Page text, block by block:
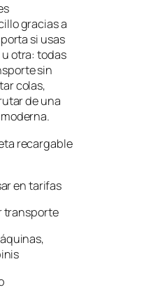
gracias a
si usas
u otra: todas
sin
colas,
de una
recargable
en tarifas
transporte